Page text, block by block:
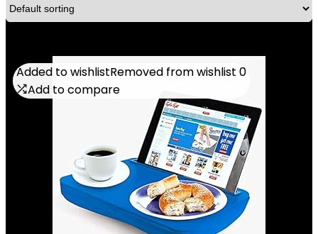
Added to wishlistRemoved from wishlist 0
Add to compare
Added to wishlistRemoved from wishlist 0
Add to compare